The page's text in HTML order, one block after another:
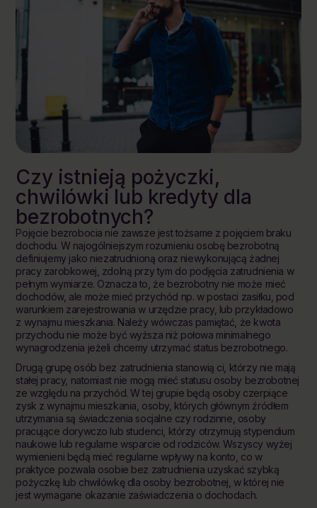
Czy istnieją pożyczki,
chwilówki lub kredyty dla
bezrobotnych?
Pojęcie bezrobocia nie zawsze jest tożsame z pojęciem braku
dochodu. W najogólniejszym rozumieniu osobę bezrobotną
definiujemy jako niezatrudnioną oraz niewykonującą żadnej
pracy zarobkowej, zdolną przy tym do podjęcia zatrudnienia w
pełnym wymiarze. Oznacza to, że bezrobotny nie może mieć
dochodów, ale może mieć przychód np. w postaci zasiłku, pod
warunkiem zarejestrowania w urzędzie pracy, lub przykładowo
z wynajmu mieszkania. Należy wówczas pamiętać, że kwota
przychodu nie może być wyższa niż połowa minimalnego
wynagrodzenia jeżeli chcemy utrzymać status bezrobotnego.
Drugą grupę osób bez zatrudnienia stanowią ci, którzy nie mają
stałej pracy, natomiast nie mogą mieć statusu osoby bezrobotnej
ze względu na przychód. W tej grupie będą osoby czerpiące
zysk z wynajmu mieszkania, osoby, których głównym źródłem
utrzymania są świadczenia socjalne czy rodzinne, osoby
pracujące dorywczo lub studenci, którzy otrzymują stypendium
naukowe lub regularne wsparcie od rodziców. Wszyscy wyżej
wymienieni będą mieć regularne wpływy na konto, co w
praktyce pozwala osobie bez zatrudnienia uzyskać szybką
pożyczkę lub chwilówkę dla osoby bezrobotnej, w której nie
jest wymagane okazanie zaświadczenia o dochodach.